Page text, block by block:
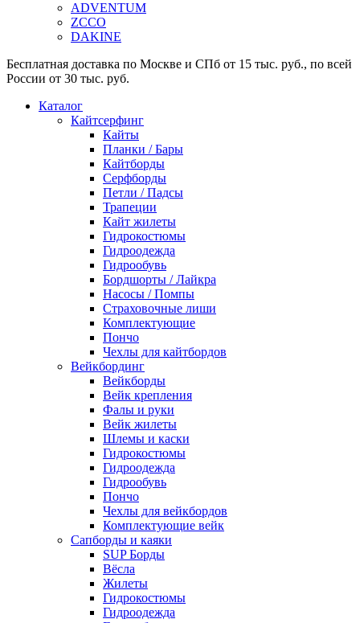
ADVENTUM
ZCCO
DAKINE
Бесплатная доставка по Москве и СПб от 15 тыс. руб., по всей
России от 30 тыс. руб.
Каталог
Кайтсерфинг
Кайты
Планки / Бары
Кайтборды
Серфборды
Петли / Падсы
Трапеции
Кайт жилеты
Гидрокостюмы
Гидроодежда
Гидрообувь
Бордшорты / Лайкра
Насосы / Помпы
Страховочные лиши
Комплектующие
Пончо
Чехлы для кайтбордов
Вейкбординг
Вейкборды
Вейк крепления
Фалы и руки
Вейк жилеты
Шлемы и каски
Гидрокостюмы
Гидроодежда
Гидрообувь
Пончо
Чехлы для вейкбордов
Комплектующие вейк
Сапборды и каяки
SUP Борды
Вёсла
Жилеты
Гидрокостюмы
Гидроодежда